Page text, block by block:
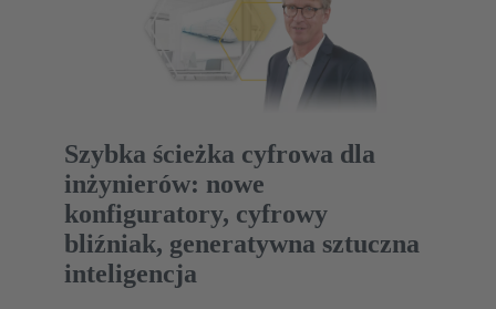
Szybka ścieżka cyfrowa dla
inżynierów: nowe
konfiguratory, cyfrowy
bliźniak, generatywna sztuczna
inteligencja